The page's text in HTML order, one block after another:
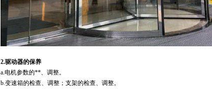
2.驱动器的保养
a.电机参数的**、调整。
b.变速箱的检查、调整；支架的检查、调整。